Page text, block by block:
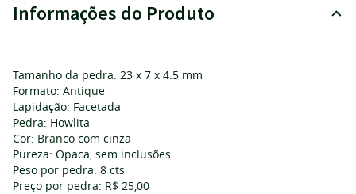
Informações do Produto
Tamanho da pedra: 23 x 7 x 4.5 mm
Formato: Antique
Lapidação: Facetada
Pedra: Howlita
Cor: Branco com cinza
Pureza: Opaca, sem inclusões
Peso por pedra: 8 cts
Preço por pedra: R$ 25,00